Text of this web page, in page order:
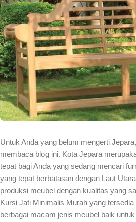
Untuk Anda yang belum mengerti
membaca blog ini. Kota Jepara
tepat bagi Anda yang sedang mencari
yang tepat berbatasan dengan Laut
produksi meubel dengan kualitas yang
Kursi Jati Minimalis Murah yang tersedia
berbagai macam jenis meubel baik